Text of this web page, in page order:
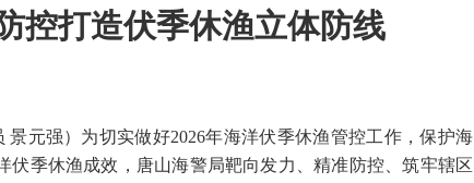
控打造伏季休渔立体防线
景元强）为切实做好2026年海洋伏季休渔管控工作，保护海
伏季休渔成效，唐山海警局靶向发力、精准防控、筑牢辖区